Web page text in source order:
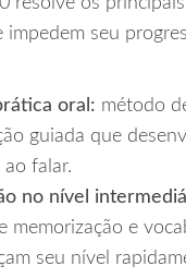
impedem seu
oral: método
guiada que
falar.
no nível
memorização e
seu nível